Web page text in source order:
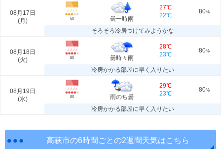
08月17日
(月 ) 60 曇一時雨
27℃
22℃
80%
そろそろ冷房つけてみようかな
08月18日
(火) 80 曇時々雨
28℃
23℃
80%
冷房かかる部屋に早く入りたい
08月19日
(水) 80 雨のち曇
29℃
23℃
80%
冷房かかる部屋に早く入りたい
高萩市の6時間ごとの2週間天気はこちら